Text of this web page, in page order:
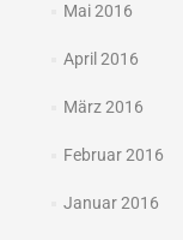
Mai 2016
April 2016
März 2016
Februar 2016
Januar 2016